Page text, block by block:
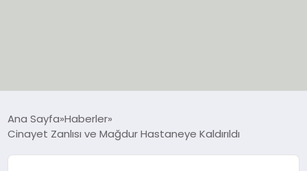
EKONOMİ
Ana Sayfa Haberler
Cinayet Zanlısı ve Mağdur Hastaneye Kaldırıldı